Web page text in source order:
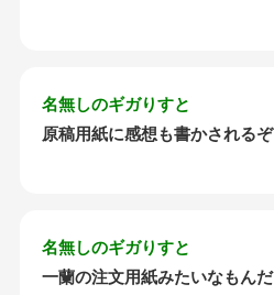
名無しのギガりすと
原稿用紙に感想も書かされるぞ
名無しのギガりすと
一蘭の注文用紙みたいなもんだ